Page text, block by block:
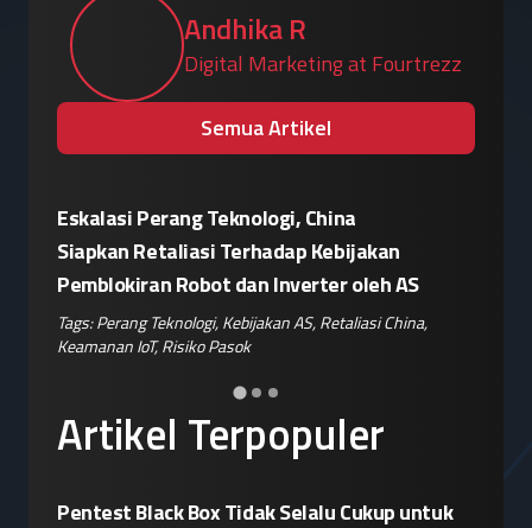
Andhika R
Digital Marketing at Fourtrezz
Semua Artikel
Artikel Terpopuler
Pentest Black Box Tidak Selalu Cukup untuk
Eskalasi Perang Teknologi, China
Siapkan Retaliasi Terhadap Kebijakan
Pemblokiran Robot dan Inverter oleh AS
Tags:Perang Teknologi,Kebijakan AS,Retaliasi China,
Keamanan IoT,Risiko Pasok